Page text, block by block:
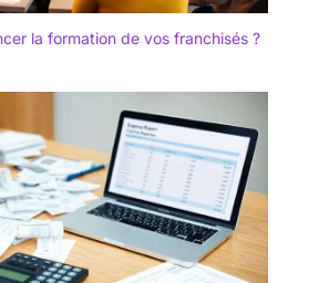
la formation de vos franchisés ?